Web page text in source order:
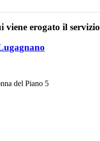
viene erogato il servizio
del Piano 5